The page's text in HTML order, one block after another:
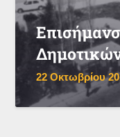
22 Οκτωβρίου